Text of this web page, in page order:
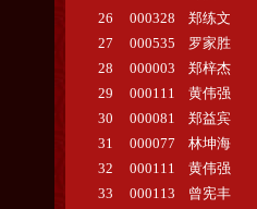
26
000328 郑练文
27
000535 罗家胜
28
000003 郑梓杰
29
000111 黄伟强
30
000081 郑益宾
31
000077 林坤海
32
000111 黄伟强
33
000113 曾宪丰